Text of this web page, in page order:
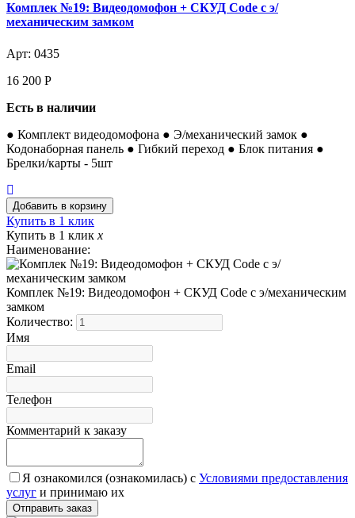
Комплек №19: Видеодомофон + СКУД Code с э/
механическим замком
Арт: 0435
16 200 Р
Есть в наличии
● Комплект видеодомофона ● Э/механический замок ●
Кодонаборная панель ● Гибкий переход ● Блок питания ●
Брелки/карты - 5шт
Купить в 1 клик
Купить в 1 клик x
Наименование:
Комплек №19: Видеодомофон + СКУД Code с э/механическим
замком
Количество:
Имя
Email
Телефон
Комментарий к заказу
Я ознакомился (ознакомилась) с Условиями предоставления
услуг и принимаю их